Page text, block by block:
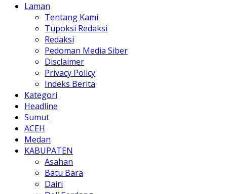
Laman
Tentang Kami
Tupoksi Redaksi
Redaksi
Pedoman Media Siber
Disclaimer
Privacy Policy
Indeks Berita
Kategori
Headline
Sumut
ACEH
Medan
KABUPATEN
Asahan
Batu Bara
Dairi